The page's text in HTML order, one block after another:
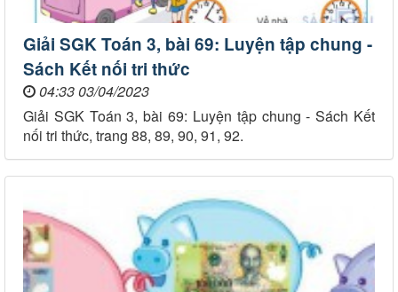
Giải SGK Toán 3, bài 69: Luyện tập chung -
Sách Kết nối tri thức
04:33 03/04/2023
Giải SGK Toán 3, bài 69: Luyện tập chung - Sách Kết
nối tri thức, trang 88, 89, 90, 91, 92.